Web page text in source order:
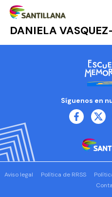
DANIELA
Síguenos en
Aviso legal Política de RRSS